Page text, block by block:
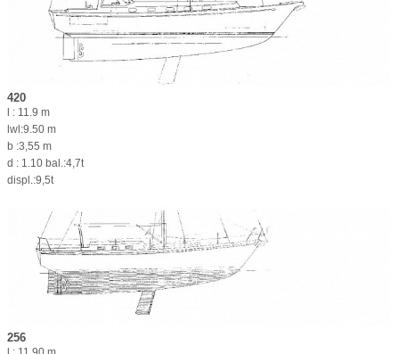
420
l : 11.9 m
lwl:9.50 m
b :3,55 m
d : 1.10 bal.:4,7t
displ.:9,5t
256